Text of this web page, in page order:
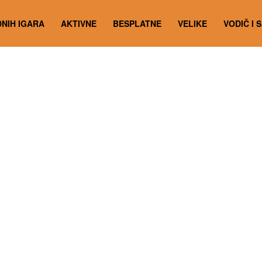
IGARA AKTIVNE BESPLATNE VELIKE VODIČ I